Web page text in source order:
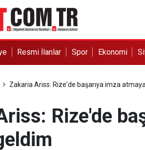
Resmi İlanlar Spor Ekonomi
Zakaria Ariss: Rize'de başarıya imza
Rize'de